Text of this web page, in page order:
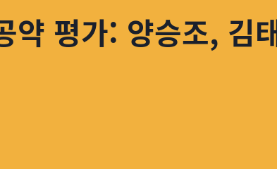
약 평가: 양승조, 김